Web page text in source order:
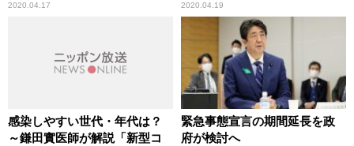
ルス
2020.04.17 2020.04.19
感染しやすい世代・年代は？
～鎌田實医師が解説「新型コ
緊急事態宣言の期間延長を政
府が検討へ